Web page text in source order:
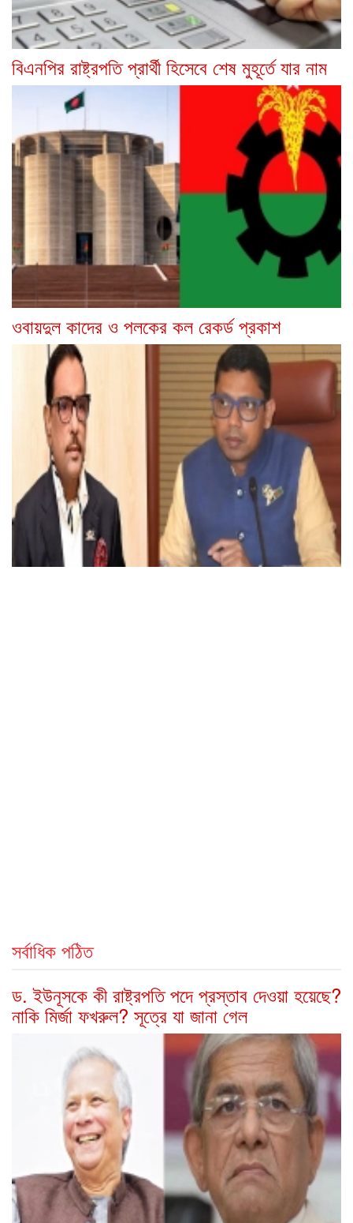
বিএনপির রাষ্ট্রপতি প্রার্থী হিসেবে শেষ মুহূর্তে যার নাম
ওবায়দুল কাদের ও পলকের কল রেকর্ড প্রকাশ
সর্বাধিক পঠিত
ড. ইউনূসকে কী রাষ্ট্রপতি পদে প্রস্তাব দেওয়া হয়েছে?
নাকি মির্জা ফখরুল? সূত্রে যা জানা গেল